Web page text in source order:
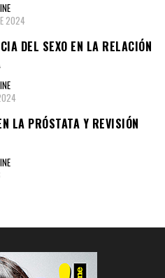
2024
DEL SEXO EN LA RELACIÓN
LA PRÓSTATA Y REVISIÓN